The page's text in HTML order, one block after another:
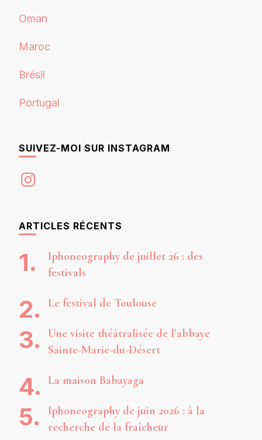
Oman
Maroc
Brésil
Portugal
SUIVEZ-MOI SUR INSTAGRAM
Instagram
ARTICLES RÉCENTS
Iphoneography de juillet 26 : des
festivals
Le festival de Toulouse
Une visite théâtralisée de l’abbaye
Sainte-Marie-du-Désert
La maison Babayaga
Iphoneography de juin 2026 : à la
recherche de la fraîcheur